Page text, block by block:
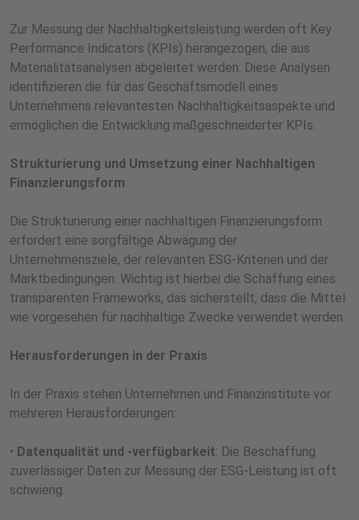
Zur Messung der Nachhaltigkeitsleistung werden oft Key
Performance Indicators (KPIs) herangezogen, die aus
Materialitätsanalysen abgeleitet werden. Diese Analysen
identifizieren die für das Geschäftsmodell eines
Unternehmens relevantesten Nachhaltigkeitsaspekte und
ermöglichen die Entwicklung maßgeschneiderter KPIs.
Strukturierung und Umsetzung einer Nachhaltigen
Finanzierungsform
Die Strukturierung einer nachhaltigen Finanzierungsform
erfordert eine sorgfältige Abwägung der
Unternehmensziele, der relevanten ESG-Kriterien und der
Marktbedingungen. Wichtig ist hierbei die Schaffung eines
transparenten Frameworks, das sicherstellt, dass die Mittel
wie vorgesehen für nachhaltige Zwecke verwendet werden.
Herausforderungen in der Praxis
In der Praxis stehen Unternehmen und Finanzinstitute vor
mehreren Herausforderungen:
• Datenqualität und -verfügbarkeit: Die Beschaffung
zuverlässiger Daten zur Messung der ESG-Leistung ist oft
schwierig.